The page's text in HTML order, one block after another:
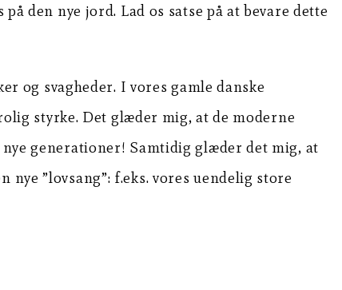
den nye jord. Lad os satse på at bevare dette
og svagheder. I vores gamle danske
styrke. Det glæder mig, at de moderne
nye generationer! Samtidig glæder det mig, at
”lovsang”: f.eks. vores uendelig store